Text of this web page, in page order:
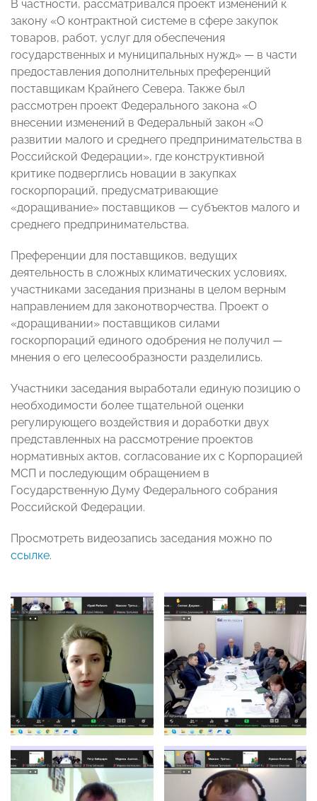
В частности, рассматривался проект изменений к
закону «О контрактной системе в сфере закупок
товаров, работ, услуг для обеспечения
государственных и муниципальных нужд» — в части
предоставления дополнительных преференций
поставщикам Крайнего Севера. Также был
рассмотрен проект Федерального закона «О
внесении изменений в Федеральный закон «О
развитии малого и среднего предпринимательства в
Российской Федерации», где конструктивной
критике подверглись новации в закупках
госкорпораций, предусматривающие
«доращивание» поставщиков — субъектов малого и
среднего предпринимательства.
Преференции для поставщиков, ведущих
деятельность в сложных климатических условиях,
участниками заседания признаны в целом верным
направлением для законотворчества. Проект о
«доращивании» поставщиков силами
госкорпораций единого одобрения не получил —
мнения о его целесообразности разделились.
Участники заседания выработали единую позицию о
необходимости более тщательной оценки
регулирующего воздействия и доработки двух
представленных на рассмотрение проектов
нормативных актов, согласование их с Корпорацией
МСП и последующим обращением в
Государственную Думу Федерального собрания
Российской Федерации.
Просмотреть видеозапись заседания можно по
ссылке.